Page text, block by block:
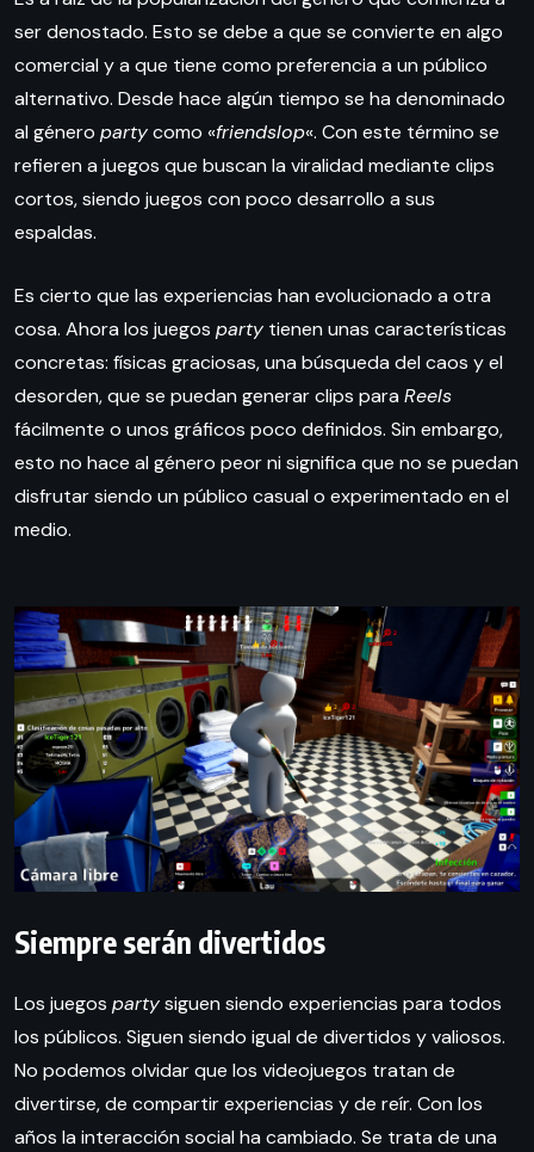
ser denostado. Esto se debe a que se convierte en algo
comercial y a que tiene como preferencia a un público
alternativo. Desde hace algún tiempo se ha denominado
al género partycomo «friendslop«. Con este término se
refieren a juegos que buscan la viralidad mediante clips
cortos, siendo juegos con poco desarrollo a sus
espaldas.
Es cierto que las experiencias han evolucionado a otra
cosa. Ahora los juegos party tienen unas características
concretas: físicas graciosas, una búsqueda del caos y el
desorden, que se puedan generar clips para Reels
fácilmente o unos gráficos poco definidos. Sin embargo,
esto no hace al género peor ni significa que no se puedan
disfrutar siendo un público casual o experimentado en el
medio.
Siempre serán divertidos
Los juegos partysiguen siendo experiencias para todos
los públicos. Siguen siendo igual de divertidos y valiosos.
No podemos olvidar que los videojuegos tratan de
divertirse, de compartir experiencias y de reír. Con los
años la interacción social ha cambiado. Se trata de una